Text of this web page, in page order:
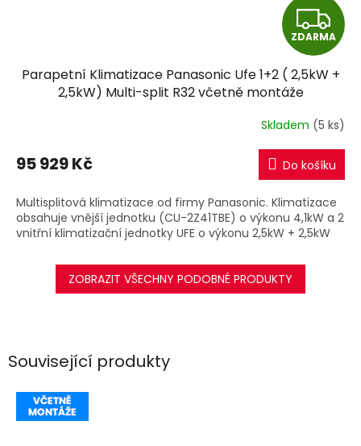
Související produkty
Z
D
A
R
M
A
ZDARMA
Parapetní Klimatizace Panasonic Ufe 1+2 ( 2,5kW +
2,5kW) Multi-split R32 včetně montáže
Skladem (5 ks)
95 929 Kč Do košíku
Multisplitová klimatizace od firmy Panasonic. Klimatizace
obsahuje vnější jednotku (CU-2Z41TBE) o výkonu 4,1kW a 2
vnitřní klimatizační jednotky UFE o výkonu 2,5kW + 2,5kW
ZOBRAZIT VŠECHNY PODOBNÉ PRODUKTY